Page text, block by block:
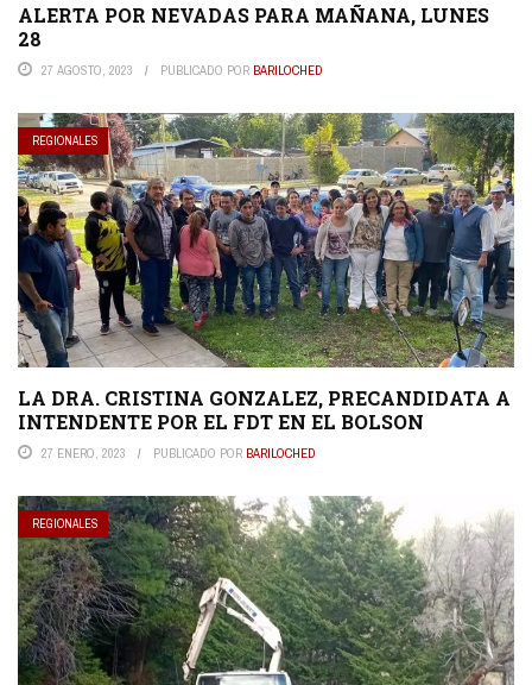
ALERTA POR NEVADAS PARA MAÑANA, LUNES
28
27 AGOSTO, 2023 PUBLICADO POR BARILOCHED
REGIONALES
LA DRA. CRISTINA GONZALEZ, PRECANDIDATA A
INTENDENTE POR EL FDT EN EL BOLSON
27 ENERO, 2023 PUBLICADO POR BARILOCHED
REGIONALES